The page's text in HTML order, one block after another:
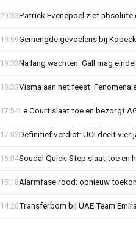
Patrick Evenepoel ziet
20:33
Gemengde gevoelens bij
19:59
Na lang wachten: Gall mag
19:33
Visma aan het feest:
18:33
Le Court slaat toe en bezorgt
17:54
Definitief verdict: UCI deelt vier
17:02
Soudal Quick-Step slaat toe en
16:04
Alarmfase rood: opnieuw
15:18
Transferbom bij UAE Team
14:26